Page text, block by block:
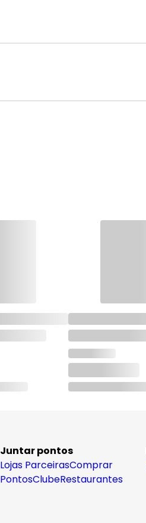
Juntar pontos
Lojas ParceirasComprar
PontosClubeRestaurantes